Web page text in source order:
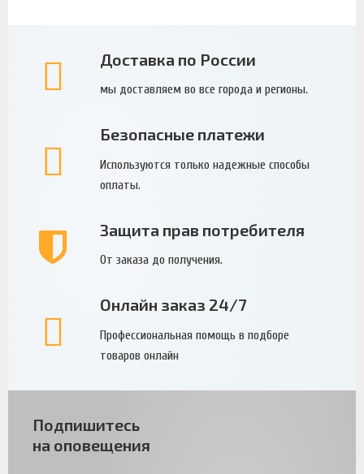
Доставка по России
мы доставляем во все города и регионы.
Безопасные платежи
Используются только надежные способы
оплаты.
Защита прав потребителя
От заказа до получения.
Онлайн заказ 24/7
Профессиональная помощь в подборе
товаров онлайн
Подпишитесь
на оповещения